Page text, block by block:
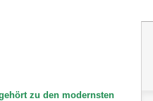
zu den modernsten